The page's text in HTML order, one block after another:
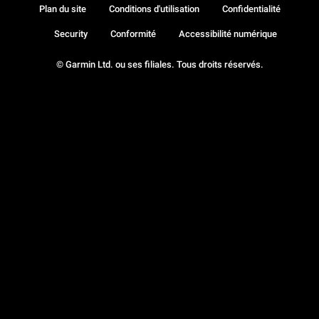
© Garmin Ltd. ou ses filiales. Tous droits réservés.
Plan du site Conditions d'utilisation Confidentialité
Security Conformité Accessibilité numérique